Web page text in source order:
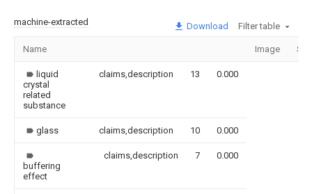
machine-extracted Download Filter table
Name Image
liquid
crystal
related
substance
claims,description 13 0.000
glass claims,description 10 0.000
buffering
effect
claims,description 7 0.000